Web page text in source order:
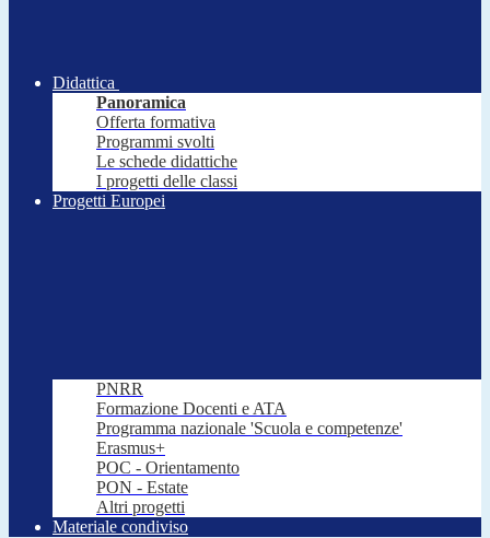
Didattica
Panoramica
Offerta formativa
Programmi svolti
Le schede didattiche
I progetti delle classi
Progetti Europei
PNRR
Formazione Docenti e ATA
Programma nazionale 'Scuola e competenze'
Erasmus+
POC - Orientamento
PON - Estate
Altri progetti
Materiale condiviso